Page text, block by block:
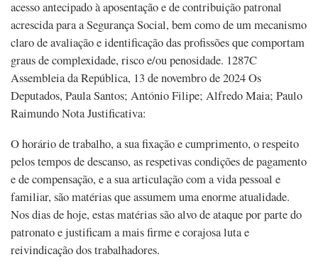
acesso antecipado à aposentação e de contribuição patronal
acrescida para a Segurança Social, bem como de um mecanismo
claro de avaliação e identificação das profissões que comportam
graus de complexidade, risco e/ou penosidade. 1287C
Assembleia da República, 13 de novembro de 2024 Os
Deputados, Paula Santos; António Filipe; Alfredo Maia; Paulo
Raimundo Nota Justificativa:
O horário de trabalho, a sua fixação e cumprimento, o respeito
pelos tempos de descanso, as respetivas condições de pagamento
e de compensação, e a sua articulação com a vida pessoal e
familiar, são matérias que assumem uma enorme atualidade.
Nos dias de hoje, estas matérias são alvo de ataque por parte do
patronato e justificam a mais firme e corajosa luta e
reivindicação dos trabalhadores.